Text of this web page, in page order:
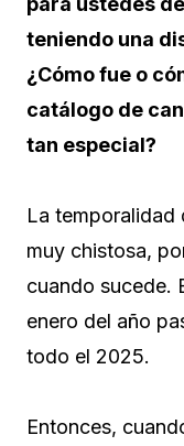
teniendo una
¿Cómo fue o
catálogo de
tan especial?
La temporalidad
muy chistosa,
cuando sucede.
enero del año
todo el 2025.
Entonces,